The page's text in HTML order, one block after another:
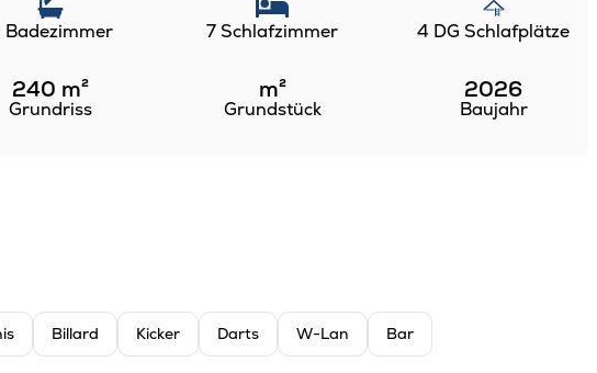
Badezimmer 7 Schlafzimmer 4 DG Schlafplätze
240 m²
Grundriss
m²
Grundstück
2026
Baujahr
Billard Kicker Darts W-Lan Bar